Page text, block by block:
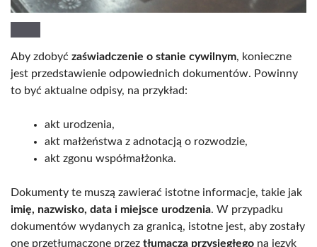
Aby zdobyć zaświadczenie o stanie cywilnym, konieczne
jest przedstawienie odpowiednich dokumentów. Powinny
to być aktualne odpisy, na przykład:
akt urodzenia,
akt małżeństwa z adnotacją o rozwodzie,
akt zgonu współmałżonka.
Dokumenty te muszą zawierać istotne informacje, takie jak
imię, nazwisko, data i miejsce urodzenia. W przypadku
dokumentów wydanych za granicą, istotne jest, aby zostały
one przetłumaczone przez tłumacza przysięgłego na język